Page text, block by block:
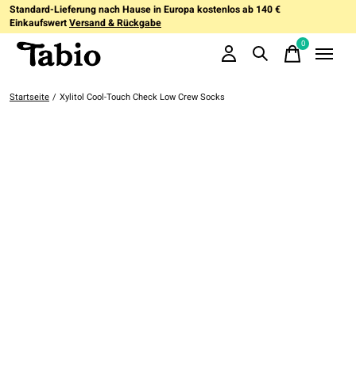
Standard-Lieferung nach Hause in Europa kostenlos ab 140 €
EinkaufswertVersand & Rückgabe
0items
Startseite / Xylitol Cool-Touch Check Low Crew Socks